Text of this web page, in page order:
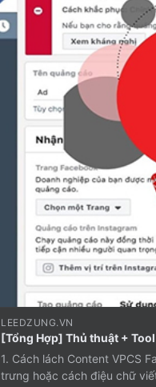
LEEDZUNG.VN
[Tổng Hợp] Thủ thuật +
1. Cách lách Content VPCS
trưng hoặc cách điệu chữ